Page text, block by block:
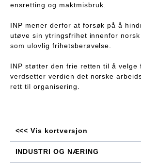
ensretting og maktmisbruk.
INP mener derfor at forsøk på å
utøve sin ytringsfrihet innenfor
som ulovlig frihetsberøvelse.
INP støtter den frie retten til å velge
verdsetter verdien det norske
rett til organisering.
<<< Vis kortversjon
INDUSTRI OG NÆRING